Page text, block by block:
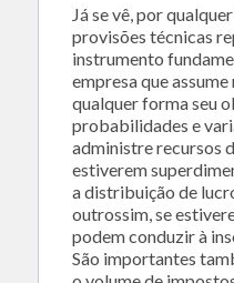
Já se vê, por
provisões técnicas
instrumento
empresa que
qualquer forma seu
probabilidades e
administre recursos
estiverem
a distribuição de
outrossim, se
podem conduzir à
São importantes